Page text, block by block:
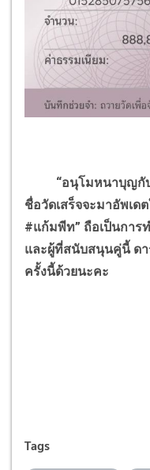
“อนุโมหนาบุญกับทุ
ชื่อวัดเสร็จจะมาอัพเด
#แก้มพีท” ถือเป็นกา
และผู้ที่สนับสนุนคู่นี้ ด
ครั้งนี้ด้วยนะคะ
Tags